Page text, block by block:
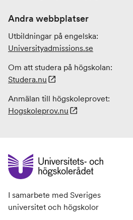
Andra webbplatser
Utbildningar på engelska:
Universityadmissions.se
Om att studera på högskolan:
Studera.nu
Anmälan till högskoleprovet:
Hogskoleprov.nu
I samarbete med Sveriges
universitet och högskolor